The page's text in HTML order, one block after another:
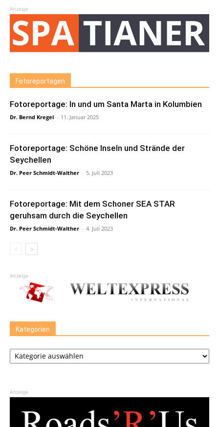
Anzeige
Fotoreportagen
Fotoreportage: In und um Santa Marta in Kolumbien
Dr. Bernd Kregel - 11. Januar 2025
Fotoreportage: Schöne Inseln und Strände der
Seychellen
Dr. Peer Schmidt-Walther - 5. Juli 2023
Fotoreportage: Mit dem Schoner SEA STAR
geruhsam durch die Seychellen
Dr. Peer Schmidt-Walther - 4. Juli 2023
Anzeige
Kategorien
Kategorien
Anzeige